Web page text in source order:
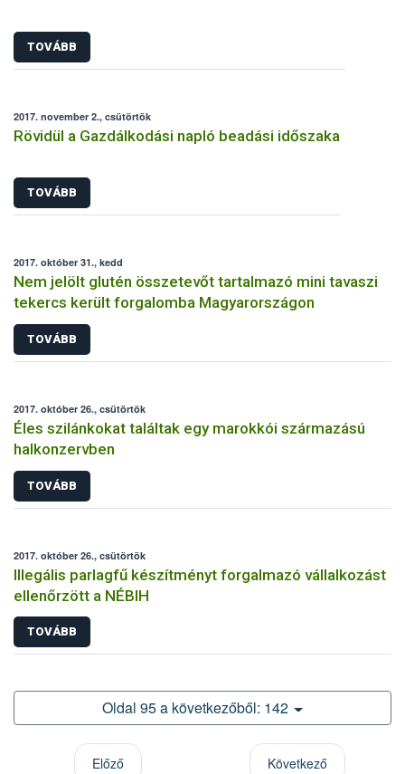
TOVÁBB
2017. november 2., csütörtök
Rövidül a Gazdálkodási napló beadási időszaka
TOVÁBB
2017. október 31., kedd
Nem jelölt glutén összetevőt tartalmazó mini tavaszi
tekercs került forgalomba Magyarországon
TOVÁBB
2017. október 26., csütörtök
Éles szilánkokat találtak egy marokkói származású
halkonzervben
TOVÁBB
2017. október 26., csütörtök
Illegális parlagfű készítményt forgalmazó vállalkozást
ellenőrzött a NÉBIH
TOVÁBB
Oldal 95 a következőből: 142
Előző
Következő